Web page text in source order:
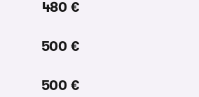
480 €
500 €
500 €